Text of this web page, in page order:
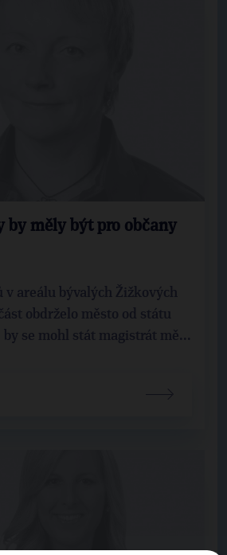
by měly být pro občany
v areálu bývalých Žižkových
obdrželo město od státu
se mohl stát magistrát mě...